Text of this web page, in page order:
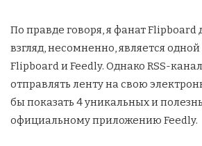
По правде говоря, я фанат Flipboard
взгляд, несомненно, является
Flipboard и Feedly. Однако RSS-
отправлять ленту на свою
бы показать 4 уникальных и
официальному приложению Feedly.